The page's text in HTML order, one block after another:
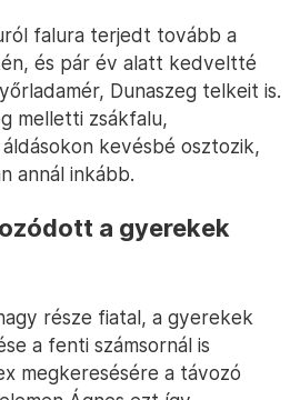
falura terjedt tovább a
és pár év alatt kedveltté
Dunaszeg telkeit is.
melletti zsákfalu,
kevésbé osztozik,
annál inkább.
a gyerekek
része fiatal, a gyerekek
a fenti számsornál is
megkeresésére a távozó